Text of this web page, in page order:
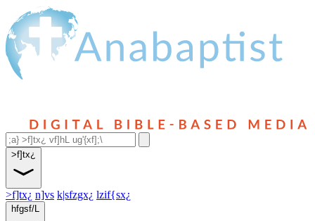
>f]tx¿
>f]tx¿ n]vs k|sfzgx¿ lzif{sx¿
hfgsf/L